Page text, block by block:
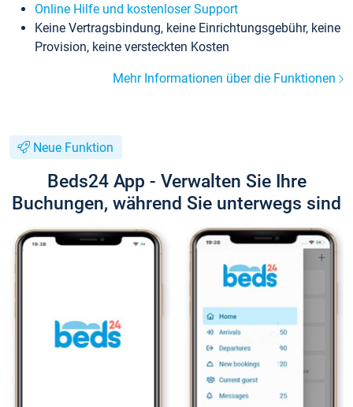
Online Hilfe und kostenloser Support
Keine Vertragsbindung, keine Einrichtungsgebühr, keine
Provision, keine versteckten Kosten
Mehr Informationen über die Funktionen
Neue Funktion
Beds24 App - Verwalten Sie Ihre
Buchungen, während Sie unterwegs sind